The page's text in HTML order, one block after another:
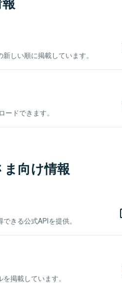
しい順に掲載しています。
ドできます。
向け情報
きる公式APIを提供。
掲載しています。